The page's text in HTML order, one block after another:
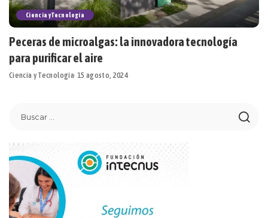
Ciencia y Tecnología
Peceras de microalgas: la innovadora tecnología
para purificar el aire
Ciencia y Tecnología 15 agosto, 2024